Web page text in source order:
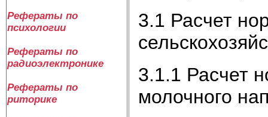
Рефераты по
психологии
Рефераты по
радиоэлектронике
Рефераты по
риторике
3.1 Расчет
3.1.1 Расчет
молочного